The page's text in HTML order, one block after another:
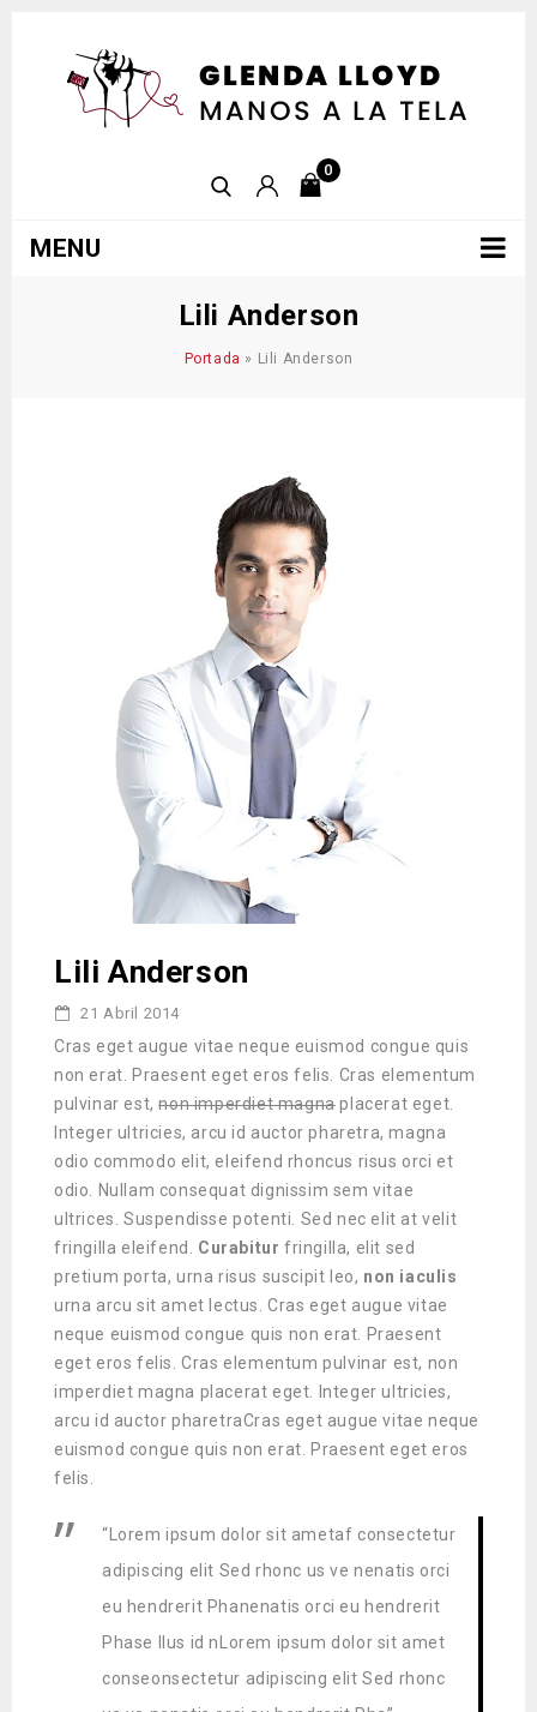
0
MENU
Lili Anderson
Portada » Lili Anderson
Lili Anderson
21 Abril 2014
Cras eget augue vitae neque euismod congue quis
non erat. Praesent eget eros felis. Cras elementum
pulvinar est,non imperdiet magnaplacerat eget.
Integer ultricies, arcu id auctor pharetra, magna
odio commodo elit, eleifend rhoncus risus orci et
odio. Nullam consequat dignissim sem vitae
ultrices. Suspendisse potenti. Sed nec elit at velit
fringilla eleifend. Curabitur fringilla, elit sed
pretium porta, urna risus suscipit leo, non iaculis
urna arcu sit amet lectus. Cras eget augue vitae
neque euismod congue quis non erat. Praesent
eget eros felis. Cras elementum pulvinar est, non
imperdiet magna placerat eget. Integer ultricies,
arcu id auctor pharetraCras eget augue vitae neque
euismod congue quis non erat. Praesent eget eros
felis.
“Lorem ipsum dolor sit ametaf consectetur
adipiscing elit Sed rhonc us ve nenatis orci
eu hendrerit Phanenatis orci eu hendrerit
Phase llus id nLorem ipsum dolor sit amet
conseonsectetur adipiscing elit Sed rhonc